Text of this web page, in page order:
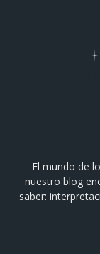
El mundo de
nuestro blog
saber: